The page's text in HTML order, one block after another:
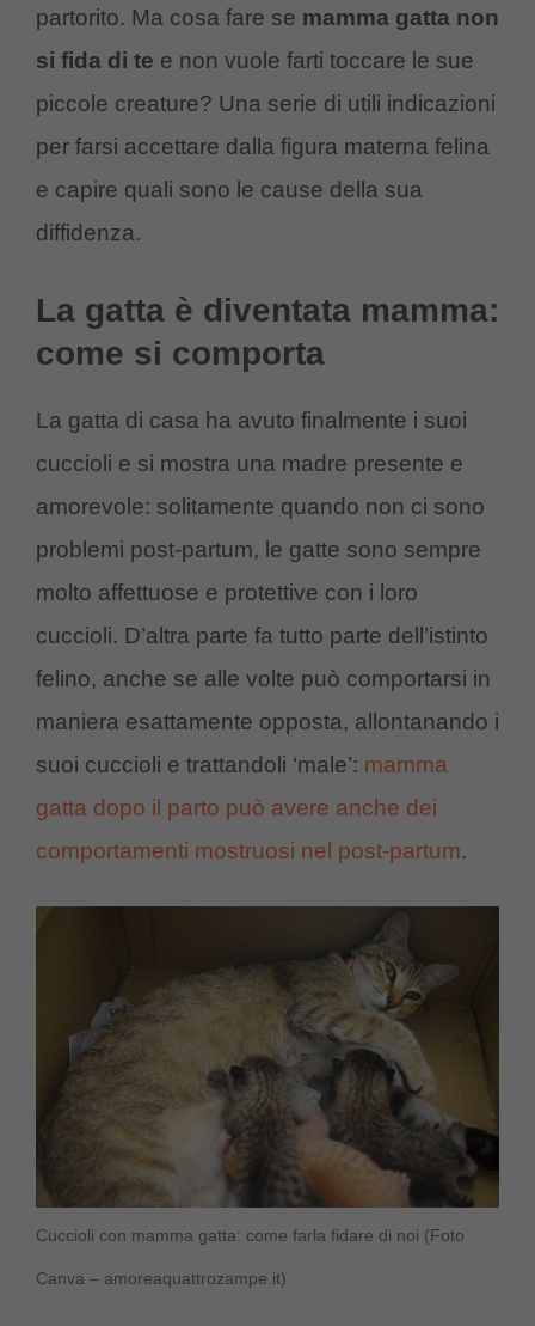
partorito. Ma cosa fare se mamma gatta non
si fida di te e non vuole farti toccare le sue
piccole creature? Una serie di utili indicazioni
per farsi accettare dalla figura materna felina
e capire quali sono le cause della sua
diffidenza.
La gatta è diventata mamma:
come si comporta
La gatta di casa ha avuto finalmente i suoi
cuccioli e si mostra una madre presente e
amorevole: solitamente quando non ci sono
problemi post-partum, le gatte sono sempre
molto affettuose e protettive con i loro
cuccioli. D’altra parte fa tutto parte dell’istinto
felino, anche se alle volte può comportarsi in
maniera esattamente opposta, allontanando i
suoi cuccioli e trattandoli ‘male’: mamma
gatta dopo il parto può avere anche dei
comportamenti mostruosi nel post-partum.
Cuccioli con mamma gatta: come farla fidare di noi (Foto
Canva – amoreaquattrozampe.it)